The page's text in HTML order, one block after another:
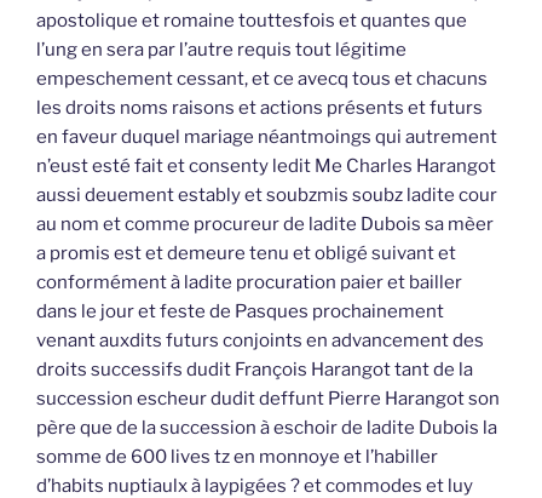
apostolique et romaine touttesfois et quantes que
l’ung en sera par l’autre requis tout légitime
empeschement cessant, et ce avecq tous et chacuns
les droits noms raisons et actions présents et futurs
en faveur duquel mariage néantmoings qui autrement
n’eust esté fait et consenty ledit Me Charles Harangot
aussi deuement estably et soubzmis soubz ladite cour
au nom et comme procureur de ladite Dubois sa mèer
a promis est et demeure tenu et obligé suivant et
conformément à ladite procuration paier et bailler
dans le jour et feste de Pasques prochainement
venant auxdits futurs conjoints en advancement des
droits successifs dudit François Harangot tant de la
succession escheur dudit deffunt Pierre Harangot son
père que de la succession à eschoir de ladite Dubois la
somme de 600 lives tz en monnoye et l’habiller
d’habits nuptiaulx à laypigées ? et commodes et luy